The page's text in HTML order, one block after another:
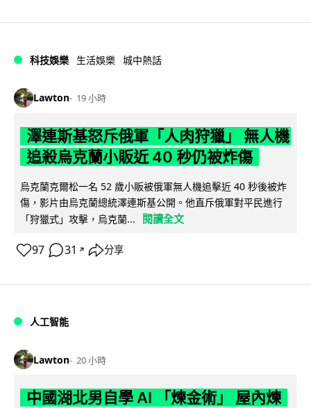
科技娛樂 生活娛樂 城中熱話
Lawton 19 小時
澤連斯基怒斥俄軍「人肉狩獵」 無人機
追殺烏克蘭小販近 40 秒仍被炸傷
烏克蘭克爾松一名 52 歲小販被俄軍無人機追擊近 40 秒後被炸
傷，影片由烏克蘭總統澤連斯基公開。他直斥俄軍對平民進行
「狩獵式」攻擊，烏克蘭...
閱讀全文
97 31 ↗ 分享
人工智能
Lawton 20 小時
中國湖北男自學 AI 「煉金術」 屋內煉